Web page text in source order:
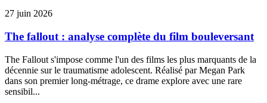
27 juin 2026
The fallout : analyse complète du film bouleversant
The Fallout s'impose comme l'un des films les plus marquants de la
décennie sur le traumatisme adolescent. Réalisé par Megan Park
dans son premier long-métrage, ce drame explore avec une rare
sensibil...